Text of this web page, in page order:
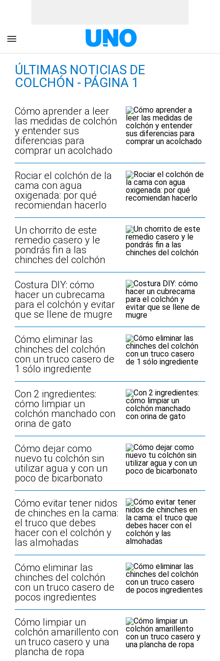
ÚLTIMAS NOTICIAS DE
COLCHÓN - PÁGINA 1
Cómo aprender a leer
las medidas de colchón
y entender sus
diferencias para
comprar un acolchado
Rociar el colchón de la
cama con agua
oxigenada: por qué
recomiendan hacerlo
Un chorrito de este
remedio casero y le
pondrás fin a las
chinches del colchón
Costura DIY: cómo
hacer un cubrecama
para el colchón y evitar
que se llene de mugre
Cómo eliminar las
chinches del colchón
con un truco casero de
1 sólo ingrediente
Con 2 ingredientes:
cómo limpiar un
colchón manchado con
orina de gato
Cómo dejar como
nuevo tu colchón sin
utilizar agua y con un
poco de bicarbonato
Cómo evitar tener nidos
de chinches en la cama:
el truco que debes
hacer con el colchón y
las almohadas
Cómo eliminar las
chinches del colchón
con un truco casero de
pocos ingredientes
Cómo limpiar un
colchón amarillento con
un truco casero y una
plancha de ropa